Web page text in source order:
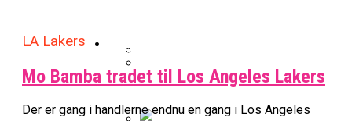
BK Vejen Opruster: Amerikansk
NBA
LA Lakers
Mo Bamba tradet til Los Angeles Lakers
Der er gang i handlerne endnu en gang i Los Angeles